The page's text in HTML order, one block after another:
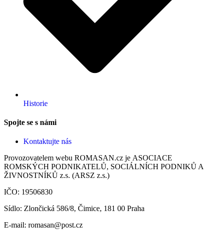
Historie
Spojte se s námi
Kontaktujte nás
Provozovatelem webu ROMASAN.cz je ASOCIACE
ROMSKÝCH PODNIKATELŮ, SOCIÁLNÍCH PODNIKŮ A
ŽIVNOSTNÍKŮ z.s. (ARSZ z.s.)
IČO: 19506830
Sídlo: Zlončická 586/8, Čimice, 181 00 Praha
E-mail: romasan@post.cz